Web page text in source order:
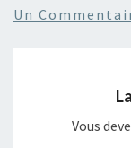
Un
Vous